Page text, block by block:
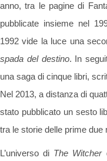
anno, tra le pagine di
pubblicate insieme nel
1992 vide la luce una
spada del destino. In
una saga di cinque libri,
Nel 2013, a distanza di
stato pubblicato un sesto
tra le storie delle prime due
L’universo di The Witcher